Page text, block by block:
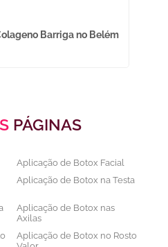
Barriga no Belém
PÁGINAS
Aplicação de Botox Facial
Aplicação de Botox na Testa
Aplicação de Botox nas
Axilas
Aplicação de Botox no Rosto